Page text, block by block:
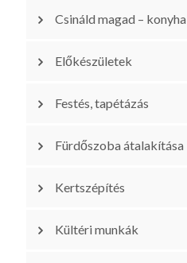
Csináld magad – konyha
Előkészületek
Festés, tapétázás
Fürdőszoba átalakítása
Kertszépítés
Kültéri munkák